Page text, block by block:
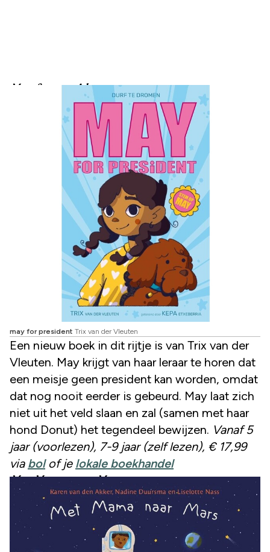
May for president
may for president Trix van der Vleuten
Een nieuw boek in dit rijtje is van Trix van der
Vleuten. May krijgt van haar leraar te horen dat
een meisje geen president kan worden, omdat
dat nog nooit eerder is gebeurd. May laat zich
niet uit het veld slaan en zal (samen met haar
hond Donut) het tegendeel bewijzen. Vanaf 5
jaar (voorlezen), 7-9 jaar (zelf lezen), € 17,99
via bolof je lokale boekhandel
Met Mama naar Mars